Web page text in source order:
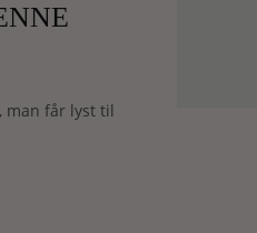
man får lyst til